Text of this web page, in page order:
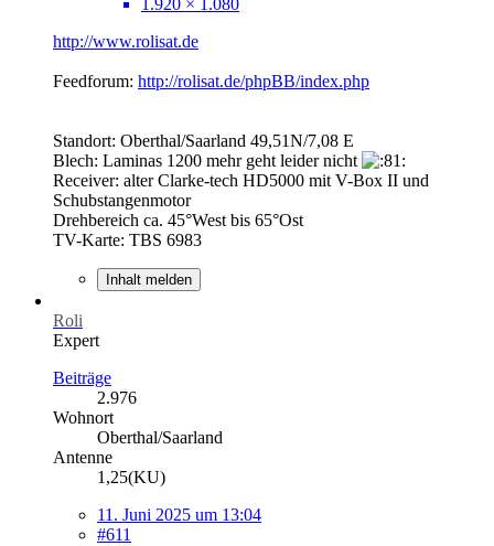
1.920 × 1.080
http://www.rolisat.de
Feedforum: http://rolisat.de/phpBB/index.php
Standort: Oberthal/Saarland 49,51N/7,08 E
Blech: Laminas 1200 mehr geht leider nicht
Receiver: alter Clarke-tech HD5000 mit V-Box II und
Schubstangenmotor
Drehbereich ca. 45°West bis 65°Ost
TV-Karte: TBS 6983
Inhalt melden
Roli
Expert
Beiträge
2.976
Wohnort
Oberthal/Saarland
Antenne
1,25(KU)
11. Juni 2025 um 13:04
#611